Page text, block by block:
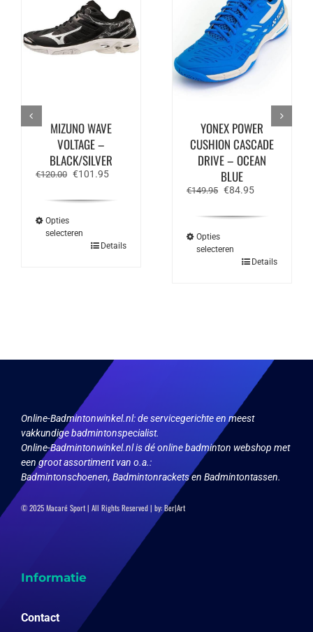
MIZUNO WAVE
VOLTAGE –
BLACK/SILVER
€120.00 Oorspronkelijke
€101.95Huidige
Opties
selecteren
Dit
productpagina
Details
YONEX POWER
CUSHION CASCADE
DRIVE – OCEAN
BLUE
€149.95 Oorspronkelijke
€84.95Huidige
Opties
selecteren
Dit
worden
productpagina
Details
Online-Badmintonwinkel.nl:de servicegerichte en meest
vakkundige badmintonspecialist.
Online-Badmintonwinkel.nl is dé online badminton webshop met
een groot assortiment van o.a.:
Badmintonschoenen, Badmintonrackets en Badmintontassen.
© 2025 Macaré Sport | All Rights Reserved | by:Ber|Art
Informatie
Contact